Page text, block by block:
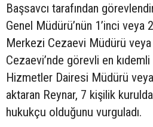
Başsavcı tarafından
Genel Müdürü’nün 1’inci veya
Merkezi Cezaevi Müdürü
Cezaevi’nde görevli en
Hizmetler Dairesi Müdürü veya
aktaran Reynar, 7 kişilik kurulda
hukukçu olduğunu vurguladı.